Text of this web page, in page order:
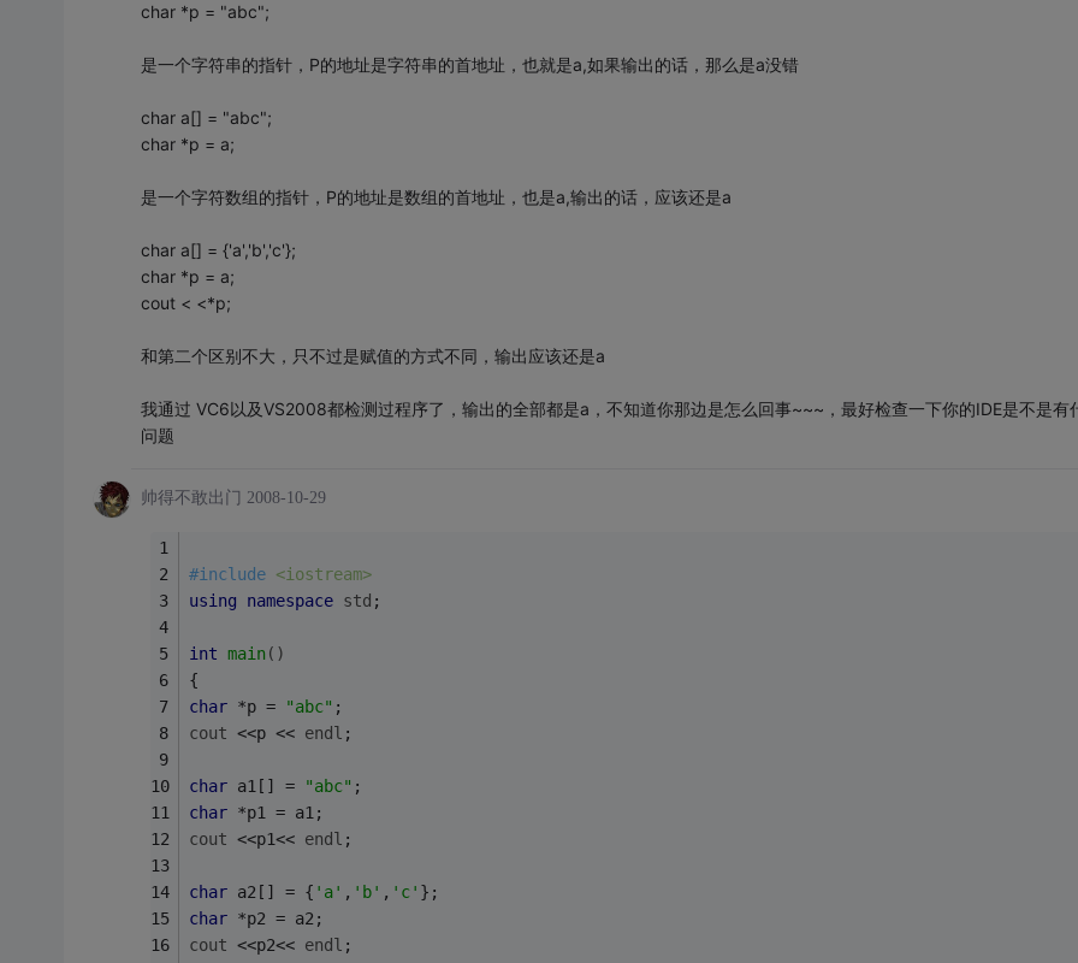
char *p = "abc";
是一个字符串的指针，P的地址是字符串的首地址，也就是a,如果输出的话，那么是a没错
char a[] = "abc";
char *p = a;
是一个字符数组的指针，P的地址是数组的首地址，也是a,输出的话，应该还是a
char a[] = {'a','b','c'};
char *p = a;
cout < <*p;
和第二个区别不大，只不过是赋值的方式不同，输出应该还是a
我通过 VC6以及VS2008都检测过程序了，输出的全部都是a，不知道你那边是怎么回事~~~，最好检查一下你的IDE是不是有
问题
帅得不敢出门 2008-10-29
#include <iostream>
using
namespace std ;
int main()
{
char *p = "abc" ;
cout <<p << endl ;
char a1[] = "abc" ;
char *p1 = a1;
cout <<p1<< endl ;
char a2[] = { 'a' , 'b' , 'c' };
char *p2 = a2;
cout <<p2<< endl ;